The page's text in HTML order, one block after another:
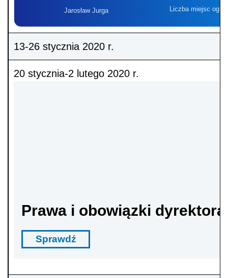
Jarosław Jurga Liczba miejsc
13-26 stycznia 2020 r.
20 stycznia-2 lutego 2020 r.
Prawa i obowiązki dyrektora
Sprawdź